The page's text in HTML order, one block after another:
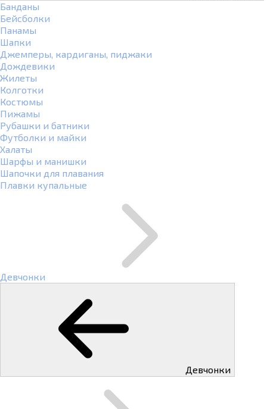
Банданы
Бейсболки
Панамы
Шапки
Джемперы, кардиганы, пиджаки
Дождевики
Жилеты
Колготки
Костюмы
Пижамы
Рубашки и батники
Футболки и майки
Халаты
Шарфы и манишки
Шапочки для плавания
Плавки купальные
Девчонки
Девчонки